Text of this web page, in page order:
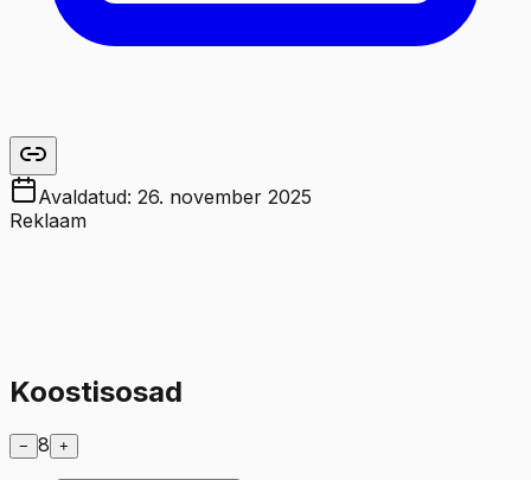
Avaldatud: 26. november 2025
Reklaam
Koostisosad
− 8 +